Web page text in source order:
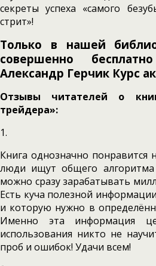
секреты успеха «самого
стрит»!
Только в нашей
совершенно
Александр Герчик Курс
Отзывы читателей о
трейдера»:
1.
Книга однозначно понравится
люди ищут общего
можно сразу зарабатывать
Есть куча полезной
и которую нужно в
Именно эта информация
использования никто не
проб и ошибок! Удачи всем!